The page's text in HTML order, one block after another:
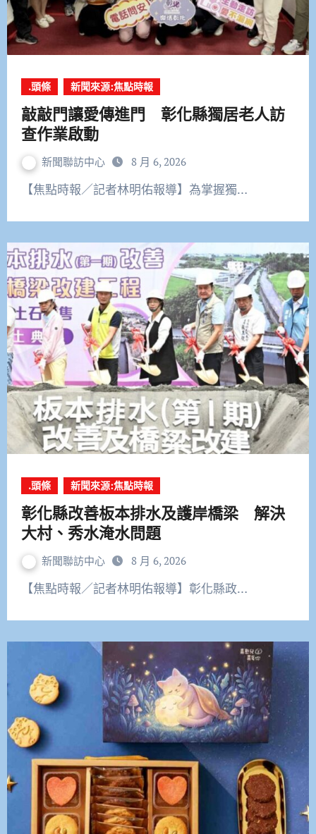
.頭條 新聞來源:焦點時報
敲敲門讓愛傳進門 彰化縣獨居老人訪
查作業啟動
新聞聯訪中心 8 月 6, 2026
【焦點時報／記者林明佑報導】為掌握獨…
.頭條 新聞來源:焦點時報
彰化縣改善板本排水及護岸橋梁 解決
大村、秀水淹水問題
新聞聯訪中心 8 月 6, 2026
【焦點時報／記者林明佑報導】彰化縣政…